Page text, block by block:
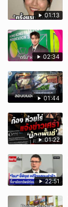
01:13
02:34
01:44
01:22
22:51